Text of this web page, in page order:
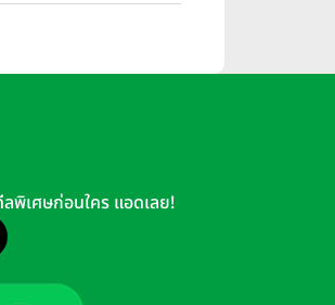
พิเศษก่อนใคร แอดเลย!